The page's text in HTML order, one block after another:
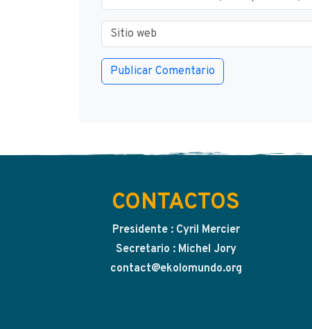
CONTACTOS
Presidente : Cyril Mercier
Secretario : Michel Jory
contact@ekolomundo.org